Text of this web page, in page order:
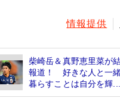
情報提供
柴崎岳＆真野恵里菜が
報道！ 好きな人と一
暮らすことは自分を輝...